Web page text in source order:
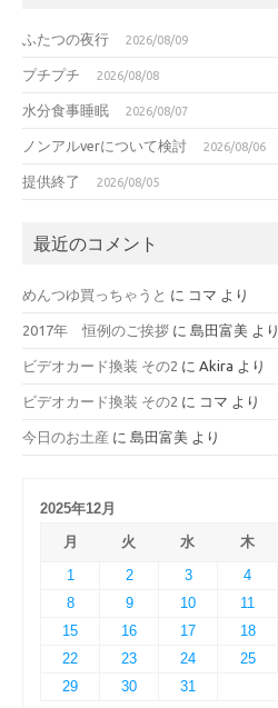
ふたつの夜行 2026/08/09
プチプチ 2026/08/08
水分食事睡眠 2026/08/07
ノンアルverについて検討 2026/08/06
提供終了 2026/08/05
最近のコメント
めんつゆ買っちゃうと に コマ より
2017年 恒例のご挨拶 に 島田富美 より
ビデオカード換装 その2 に Akira より
ビデオカード換装 その2 に コマ より
今日のお土産 に 島田富美 より
2025年12月
月
火 水 木
1
2 3 4
8
9 10 11
15
16 17 18
22
23 24 25
29
30
31